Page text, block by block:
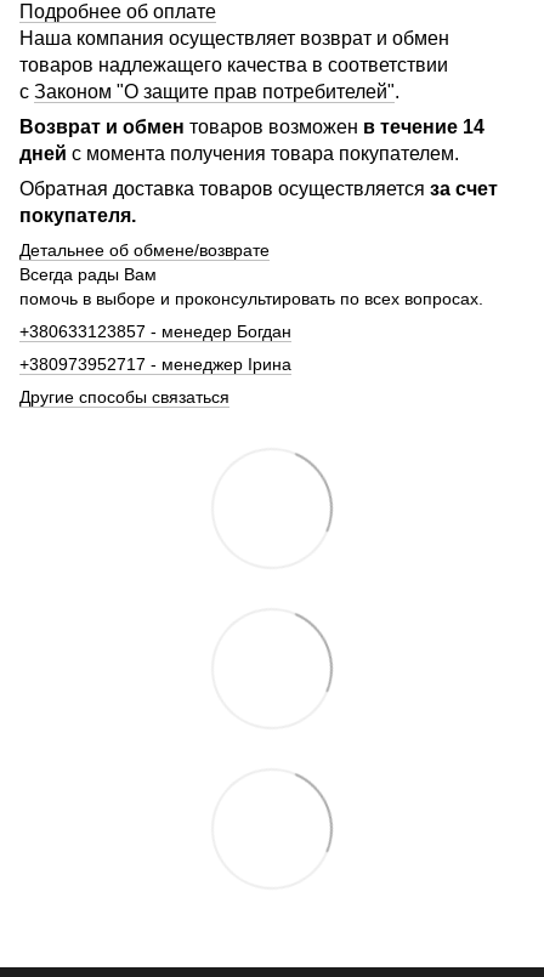
Подробнее об оплате
Наша компания осуществляет возврат и обмен
товаров надлежащего качества в соответствии
с Законом "О защите прав потребителей".
Возврат и обмен товаров возможен в течение 14
дней с момента получения товара покупателем.
Обратная доставка товаров осуществляется за счет
покупателя.
Детальнее об обмене/возврате
Всегда рады Вам
помочь в выборе и проконсультировать по всех вопросах.
+380633123857 - менедер Богдан
+380973952717 - менеджер Ірина
Другие способы связаться